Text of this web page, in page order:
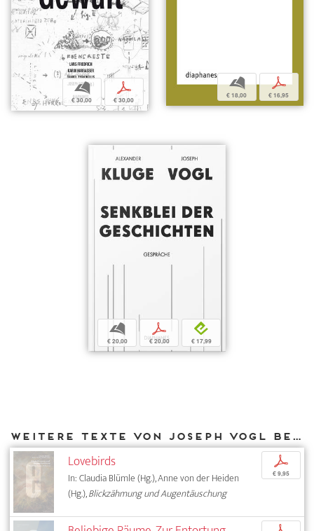
b
€ 30,00
p
€ 30,00
b
€ 18,00
p
€ 16,95
b
€ 20,00
p
€ 20,00
e
€ 17,99
Weitere Texte von Joseph Vogl bei DIAPHANES
Lovebirds
In: Claudia Blümle (Hg.), Anne von der Heiden
(Hg.),Blickzähmung und Augentäuschung
p
€ 9,95